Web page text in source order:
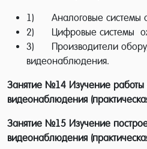
так или иначе,
электротехническим
достаточно часто, а все
и премудрости
на курсах, во время
данная профессия
интересной по своей
1) Аналоговые системы
2) Цифровые системы
3) Производители
видеонаблюдения.
Занятие №14 Изучение работы
видеонаблюдения
Занятие №15 Изучение
видеонаблюдения